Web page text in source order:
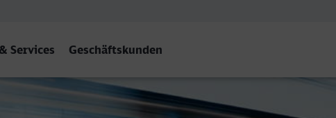
Services Geschäftskunden
Hbf